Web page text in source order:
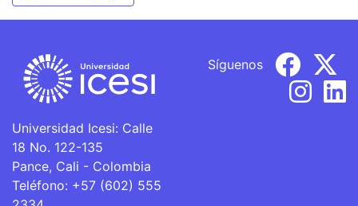
Universidad Icesi: Calle
18 No. 122-135
Pance, Cali - Colombia
Teléfono: +57 (602) 555
Síguenos